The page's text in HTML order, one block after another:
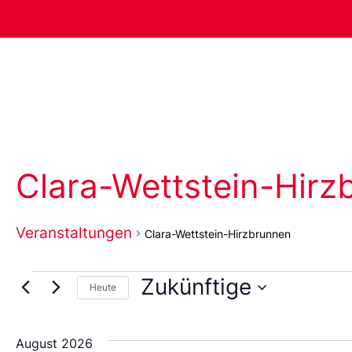
Clara-Wettstein-
Veranstaltungen Clara-Wettstein-Hirzbrunnen
Heute Zukünftige
das
August 2026